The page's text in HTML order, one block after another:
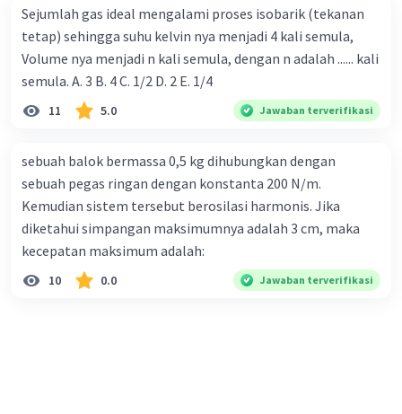
Sejumlah gas ideal mengalami proses isobarik (tekanan
tetap) sehingga suhu kelvin nya menjadi 4 kali semula,
Volume nya menjadi n kali semula, dengan n adalah ...... kali
semula. A. 3 B. 4 C. 1/2 D. 2 E. 1/4
11 5.0 Jawaban terverifikasi
sebuah balok bermassa 0,5 kg dihubungkan dengan
sebuah pegas ringan dengan konstanta 200 N/m.
Kemudian sistem tersebut berosilasi harmonis. Jika
diketahui simpangan maksimumnya adalah 3 cm, maka
kecepatan maksimum adalah:
10 0.0 Jawaban terverifikasi